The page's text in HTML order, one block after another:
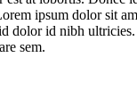
ipsum dolor sit
dolor id nibh ultricies.
sem.